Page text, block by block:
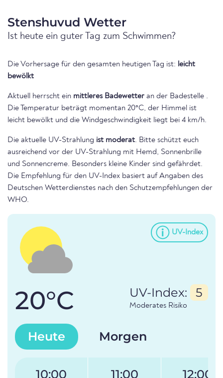
Stenshuvud Wetter
Ist heute ein guter Tag zum Schwimmen?
Die Vorhersage für den gesamten heutigen Tag ist: leicht
bewölkt
Aktuell herrscht ein mittleres Badewetter an der Badestelle .
Die Temperatur beträgt momentan 20°C, der Himmel ist
leicht bewölkt und die Windgeschwindigkeit liegt bei 4 km/h.
Die aktuelle UV-Strahlung ist moderat. Bitte schützt euch
ausreichend vor der UV-Strahlung mit Hemd, Sonnenbrille
und Sonnencreme. Besonders kleine Kinder sind gefährdet.
Die Empfehlung für den UV-Index basiert auf Angaben des
Deutschen Wetterdienstes nach den Schutzempfehlungen der
WHO.
UV-Index
20°C UV-Index: 5
Moderates Risiko
Heute Morgen
10:00 11:00 12:00